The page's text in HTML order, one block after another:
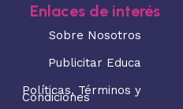
Enlaces de interés
Sobre Nosotros
Publicitar Educa
Políticas, Términos y
Condiciones